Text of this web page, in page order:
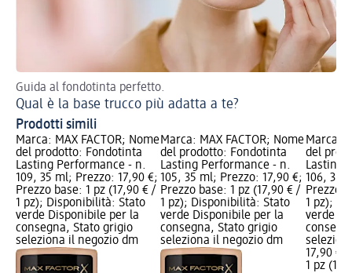
Guida al fondotinta perfetto.
Qual è la base trucco più adatta a te?
Prodotti simili
Marca: MAX FACTOR; Nome
del prodotto: Fondotinta
Lasting Performance - n.
109, 35 ml; Prezzo: 17,90 €;
Prezzo base: 1 pz (17,90 € /
1 pz); Disponibilità: Stato
verde Disponibile per la
consegna, Stato grigio
seleziona il negozio dm
Marca: MAX FACTOR; Nome
del prodotto: Fondotinta
Lasting Performance - n.
105, 35 ml; Prezzo: 17,90 €;
Prezzo base: 1 pz (17,90 € /
1 pz); Disponibilità: Stato
verde Disponibile per la
consegna, Stato grigio
seleziona il negozio dm
Marca:
del
Lasting
106, 35
Prezzo
1 pz);
verde
17,90 €
1 pz